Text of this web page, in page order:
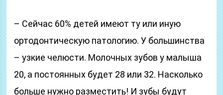
– Сейчас 60% детей имеют ту или иную
ортодонтическую патологию. У большинства
– узкие челюсти. Молочных зубов у малыша
20, а постоянных будет 28 или 32. Насколько
больше нужно разместить! И зубы будут